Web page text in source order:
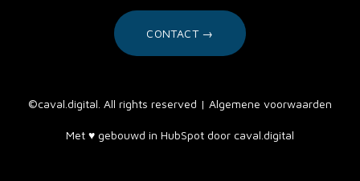
CONTACT →
©caval.digital. All rights reserved | Algemene voorwaarden
Met ♥️ gebouwd in HubSpot door caval.digital